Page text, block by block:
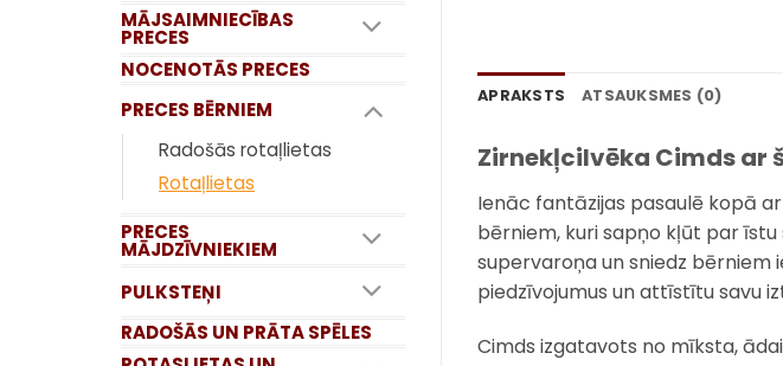
MĀJSAIMNIECĪBAS
PRECES
NOCENOTĀS PRECES
PRECES BĒRNIEM
Radošās rotaļlietas
Rotaļlietas
PRECES
MĀJDZĪVNIEKIEM
PULKSTEŅI
RADOŠĀS UN PRĀTA SPĒLES
APRAKSTS ATSAUKSMES (0)
Zirnekļcilvēka Cimds ar
Ienāc fantāzijas pasaulē kopā
bērniem, kuri sapņo kļūt par
supervaroņa un sniedz bērniem
piedzīvojumus un attīstītu savu
Cimds izgatavots no mīksta,